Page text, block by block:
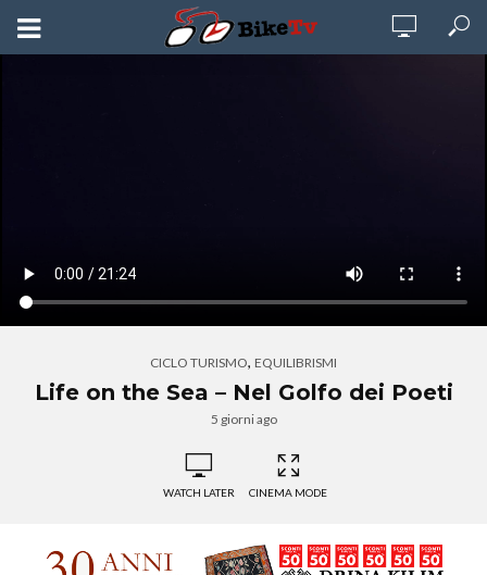
CICLO TURISMO, EQUILIBRISMI
Life on the Sea – Nel Golfo dei Poeti
5 giorni ago
WATCH LATER CINEMA MODE